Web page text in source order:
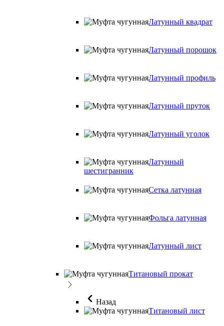
Латунный квадрат
Латунный порошок
Латунный профиль
Латунный пруток
Латунный уголок
Латунный
шестигранник
Сетка латунная
Фольга латунная
Латунный лист
Титановый прокат
Назад
Титановый лист